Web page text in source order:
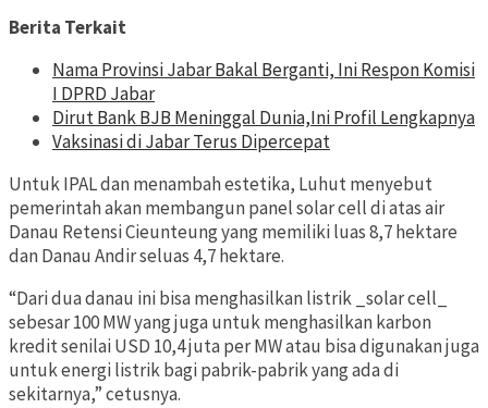
Berita Terkait
Nama Provinsi Jabar Bakal Berganti, Ini Respon Komisi
I DPRD Jabar
Dirut Bank BJB Meninggal Dunia,Ini Profil Lengkapnya
Vaksinasi di Jabar Terus Dipercepat
Untuk IPAL dan menambah estetika, Luhut menyebut
pemerintah akan membangun panel solar cell di atas air
Danau Retensi Cieunteung yang memiliki luas 8,7 hektare
dan Danau Andir seluas 4,7 hektare.
“Dari dua danau ini bisa menghasilkan listrik _solar cell_
sebesar 100 MW yang juga untuk menghasilkan karbon
kredit senilai USD 10,4 juta per MW atau bisa digunakan juga
untuk energi listrik bagi pabrik-pabrik yang ada di
sekitarnya,” cetusnya.